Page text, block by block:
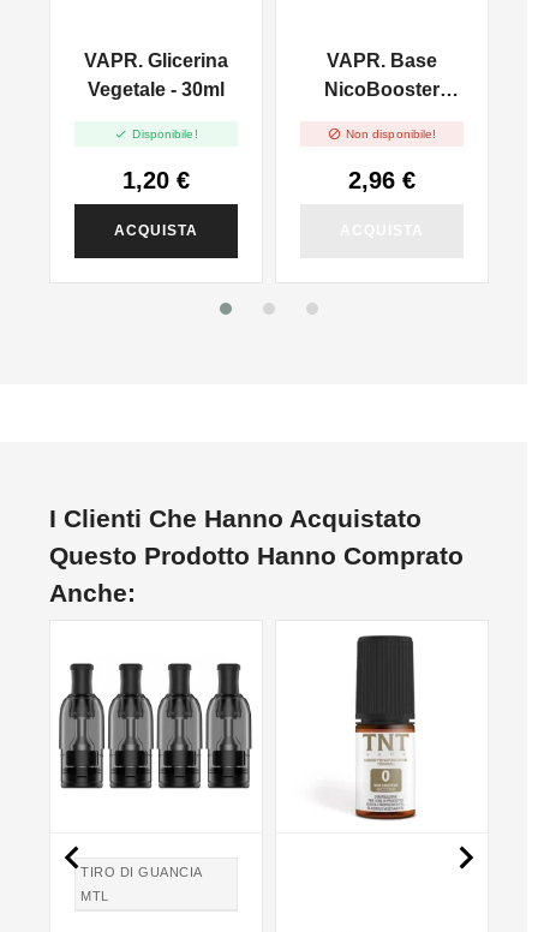
VAPR. Glicerina
Vegetale - 30ml
 Disponibile!
1,20 €
ACQUISTA
VAPR. Base
NicoBooster
 Non disponibile!
2,96 €
I Clienti Che Hanno Acquistato
Questo Prodotto Hanno Comprato
Anche:
TIRO DI GUANCIA
MTL
 